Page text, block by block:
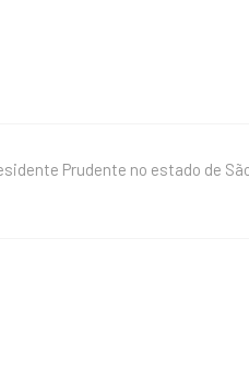
Prudente no estado de